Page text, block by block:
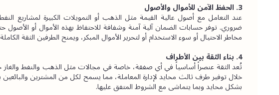
3. الحفظ الآمن للأموال والأصول
مخاطر الاحتيال أو سوء الاستخدام أو لتحرير الأموال المبكر، ويمنح الطرفين الثقة
4. بناء الثقة بين الأطراف
بشكل محايد وبما يتماشى مع الشروط المتفق عليها.